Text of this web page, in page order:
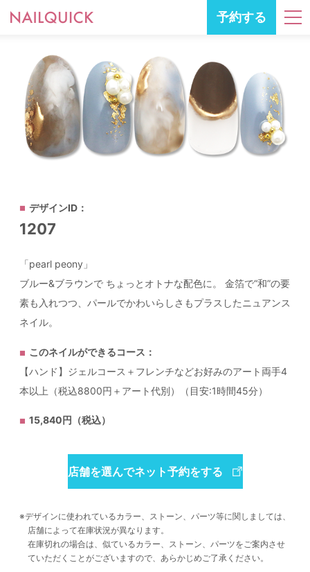
予約する
デザインID：
1207
「pearl peony」
ブルー&ブラウンで ちょっとオトナな配色に。 金箔で“和”の要
素も入れつつ、パールでかわいらしさもプラスしたニュアンス
ネイル。
このネイルができるコース：
【ハンド】ジェルコース＋フレンチなどお好みのアート両手4
本以上（税込8800円＋アート代別）（目安:1時間45分）
15,840円（税込）
店舗を選んでネット予約をする
デザインに使われているカラー、ストーン、パーツ等に関しましては、
店舗によって在庫状況が異なります。
在庫切れの場合は、似ているカラー、ストーン、パーツをご案内させ
ていただくことがございますので、あらかじめご了承ください。